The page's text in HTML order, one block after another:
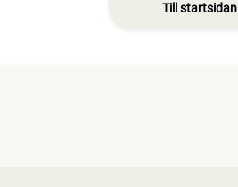
Till startsidan